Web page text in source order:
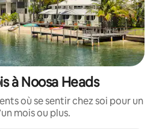
à Noosa Heads
où se sentir chez soi pour un
mois ou plus.